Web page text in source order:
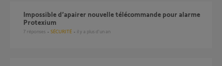
Impossible d’apairer nouvelle télécommande pour alarme
Protexium
7 réponses SÉCURITÉ il y a plus d'un an